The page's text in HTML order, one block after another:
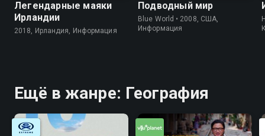
Легендарные маяки
Ирландии
2018, Ирландия, Информация
Подводный мир
Blue World • 2008, США,
Информация
Ещё в жанре: География